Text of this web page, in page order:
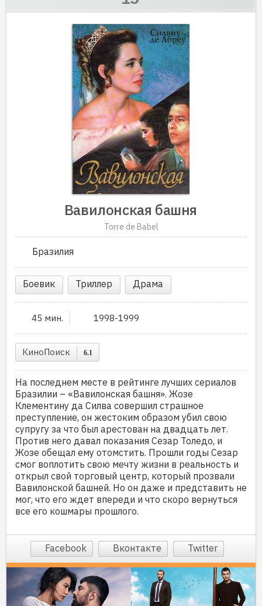
Вавилонская башня
Torre de Babel
Бразилия
Боевик Триллер Драма
45 мин. 1998-1999
КиноПоиск 6.1
На последнем месте в рейтинге лучших сериалов
Бразилии – «Вавилонская башня». Жозе
Клементину да Силва совершил страшное
преступление, он жестоким образом убил свою
супругу за что был арестован на двадцать лет.
Против него давал показания Сезар Толедо, и
Жозе обещал ему отомстить. Прошли годы Сезар
смог воплотить свою мечту жизни в реальность и
открыл свой торговый центр, который прозвали
Вавилонской башней. Но он даже и представить не
мог, что его ждет впереди и что скоро вернуться
все его кошмары прошлого.
Facebook Вконтакте Twitter